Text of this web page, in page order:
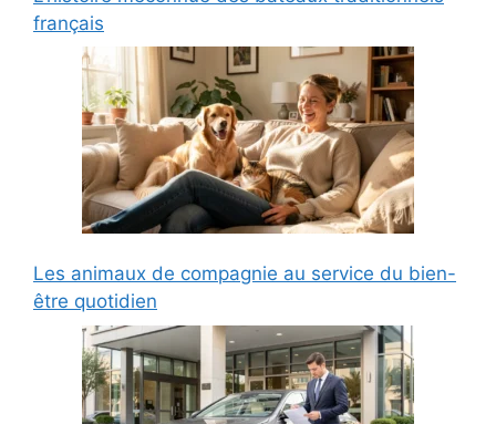
français
Les animaux de compagnie au service du bien-
être quotidien